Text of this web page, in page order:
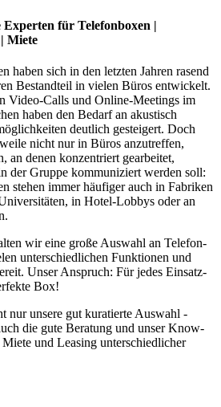
für Telefonboxen |
Miete
haben sich in den letzten Jahren rasend
Bestandteil in vielen Büros entwickelt.
Video-Calls und Online-Meetings im
haben den Bedarf an akustisch
deutlich gesteigert. Doch
nicht nur in Büros anzutreffen,
an denen konzentriert gearbeitet,
der Gruppe kommuniziert werden soll:
stehen immer häufiger auch in Fabriken
in Hotel-Lobbys oder an
wir eine große Auswahl an Telefon-
unterschiedlichen Funktionen und
Unser Anspruch: Für jedes Einsatz-
Box!
nur unsere gut kuratierte Auswahl -
die gute Beratung und unser Know-
und Leasing unterschiedlicher